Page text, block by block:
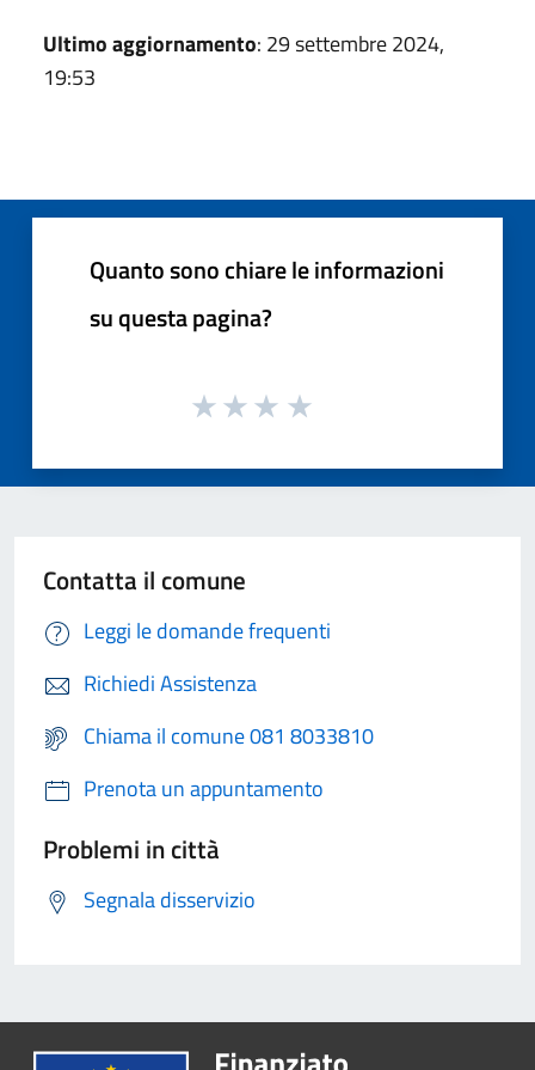
Ultimo aggiornamento: 29 settembre 2024,
19:53
Quanto sono chiare le informazioni
su questa pagina?
Contatta il comune
Leggi le domande frequenti
Richiedi Assistenza
Chiama il comune 081 8033810
Prenota un appuntamento
Problemi in città
Segnala disservizio